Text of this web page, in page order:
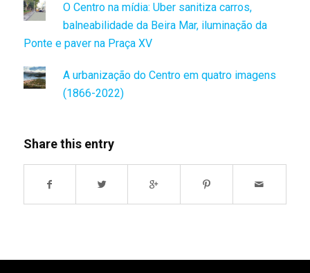
O Centro na mídia: Uber sanitiza carros,
balneabilidade da Beira Mar, iluminação da
Ponte e paver na Praça XV
A urbanização do Centro em quatro imagens
(1866-2022)
Share this entry